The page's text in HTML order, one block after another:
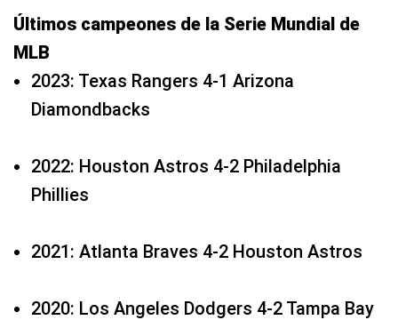
Últimos campeones de la Serie Mundial de
MLB
2023: Texas Rangers 4-1 Arizona
Diamondbacks
2022: Houston Astros 4-2 Philadelphia
Phillies
2021: Atlanta Braves 4-2 Houston Astros
2020: Los Angeles Dodgers 4-2 Tampa Bay